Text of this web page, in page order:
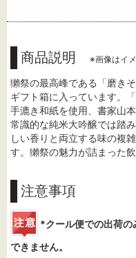
商品説明 ※画像はイ
獺祭の最高峰である「磨き
ギフト箱に入っています。
手漉き和紙を使用、書家山
常識的な純米大吟醸では踏
しい香りと両立する味の複
す。獺祭の魅力が詰まった
注意事項
*クール便での出荷の
できません。